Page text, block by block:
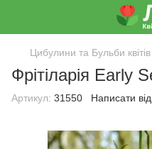
Цибулини та Бульби квітів
Фрітіларія Early
Артикул: 31550 Написати